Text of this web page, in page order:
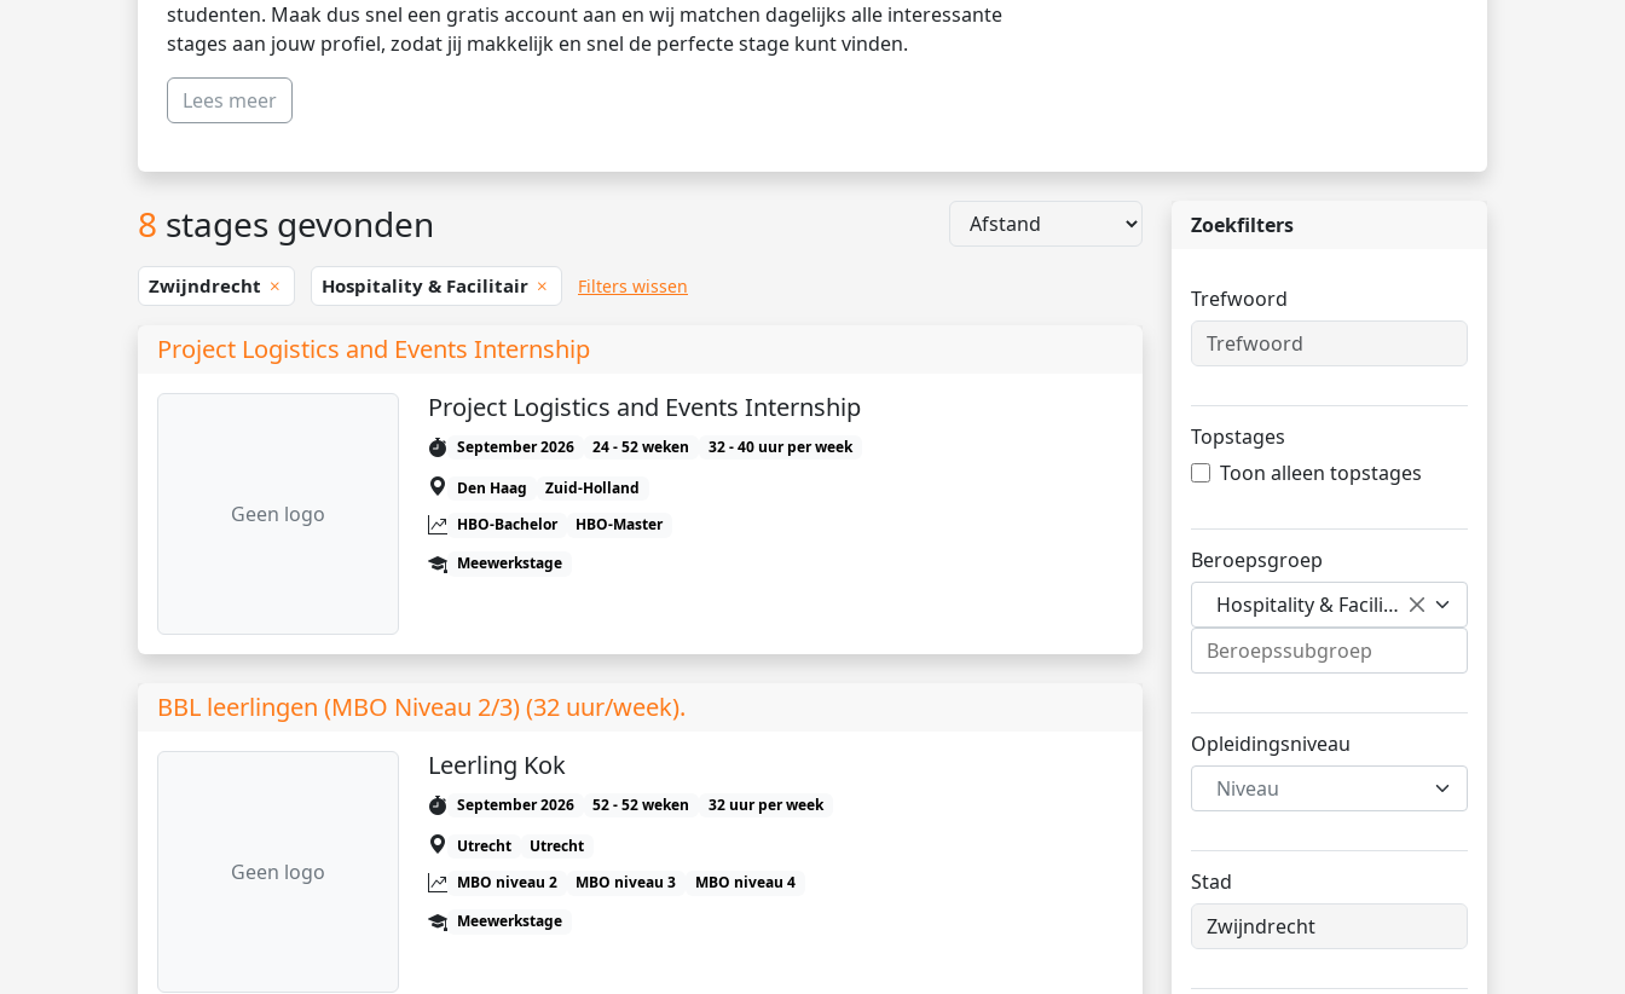
studenten. Maak dus snel een gratis account aan en wij matchen dagelijks alle interessante
stages aan jouw profiel, zodat jij makkelijk en snel de perfecte stage kunt vinden.
Lees meer
Zoekfilters
Trefwoord
Topstages
Toon alleen topstages
Beroepsgroep
Hospitality & Facilitair
Opleidingsniveau
Niveau
Stad
8 stages gevonden
Zwijndrecht Hospitality & Facilitair Filters wissen
Project Logistics and Events Internship
Geen logo
Project Logistics and Events Internship
September 2026 24 - 52 weken
32 - 40 uur per week
Den Haag
Zuid-Holland
HBO-Bachelor
HBO-Master
Meewerkstage
BBL leerlingen (MBO Niveau 2/3) (32 uur/week).
Geen logo
Leerling Kok
September 2026 52 - 52 weken
32 uur per week
Utrecht
Utrecht
MBO niveau 2
MBO niveau 3
MBO niveau 4
Meewerkstage